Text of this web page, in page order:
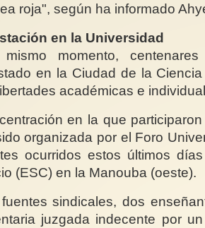
roja", según ha informado
en la Universidad
momento,
en la Ciudad de la
académicas e
en la que
organizada por el Foro
ocurridos estos últimos
(ESC) en la Manouba (oeste).
sindicales, dos
juzgada indecente por